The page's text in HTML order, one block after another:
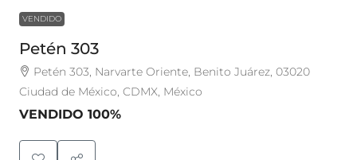
VENDIDO
Petén 303
Petén 303, Narvarte Oriente, Benito Juárez, 03020
Ciudad de México, CDMX, México
VENDIDO 100%